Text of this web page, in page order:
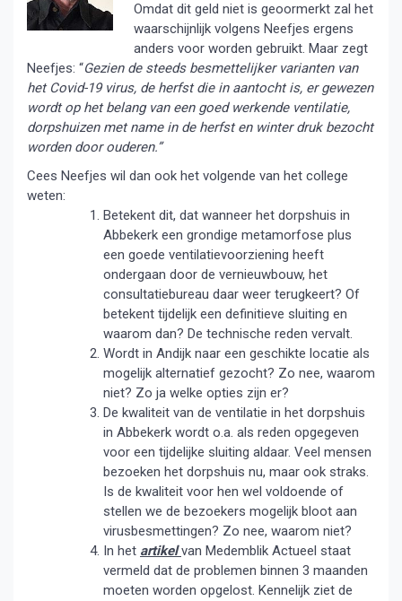
Omdat dit geld niet is geoormerkt zal het
waarschijnlijk volgens Neefjes ergens
anders voor worden gebruikt. Maar zegt
Neefjes: “Gezien de steeds besmettelijker varianten van
het Covid-19 virus, de herfst die in aantocht is, er gewezen
wordt op het belang van een goed werkende ventilatie,
dorpshuizen met name in de herfst en winter druk bezocht
worden door ouderen.”
Cees Neefjes wil dan ook het volgende van het college
weten:
Betekent dit, dat wanneer het dorpshuis in
Abbekerk een grondige metamorfose plus
een goede ventilatievoorziening heeft
ondergaan door de vernieuwbouw, het
consultatiebureau daar weer terugkeert? Of
betekent tijdelijk een definitieve sluiting en
waarom dan? De technische reden vervalt.
Wordt in Andijk naar een geschikte locatie als
mogelijk alternatief gezocht? Zo nee, waarom
niet? Zo ja welke opties zijn er?
De kwaliteit van de ventilatie in het dorpshuis
in Abbekerk wordt o.a. als reden opgegeven
voor een tijdelijke sluiting aldaar. Veel mensen
bezoeken het dorpshuis nu, maar ook straks.
Is de kwaliteit voor hen wel voldoende of
stellen we de bezoekers mogelijk bloot aan
virusbesmettingen? Zo nee, waarom niet?
In het artikel van Medemblik Actueel staat
vermeld dat de problemen binnen 3 maanden
moeten worden opgelost. Kennelijk ziet de